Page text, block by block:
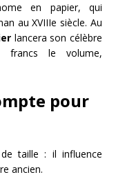
en papier, qui
au XVIIIe siècle. Au
lancera son célèbre
le volume,
pour
taille : il influence
ancien.